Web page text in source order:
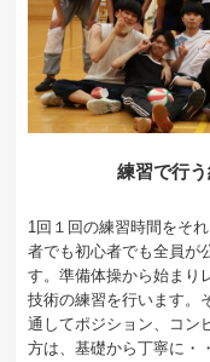
練習で行
1回１回の練習時間をそ
者でも初心者でも全員が
す。準備体操から始まり
技術の練習を行います。
通してポジション、コン
方は、基礎から丁寧に・